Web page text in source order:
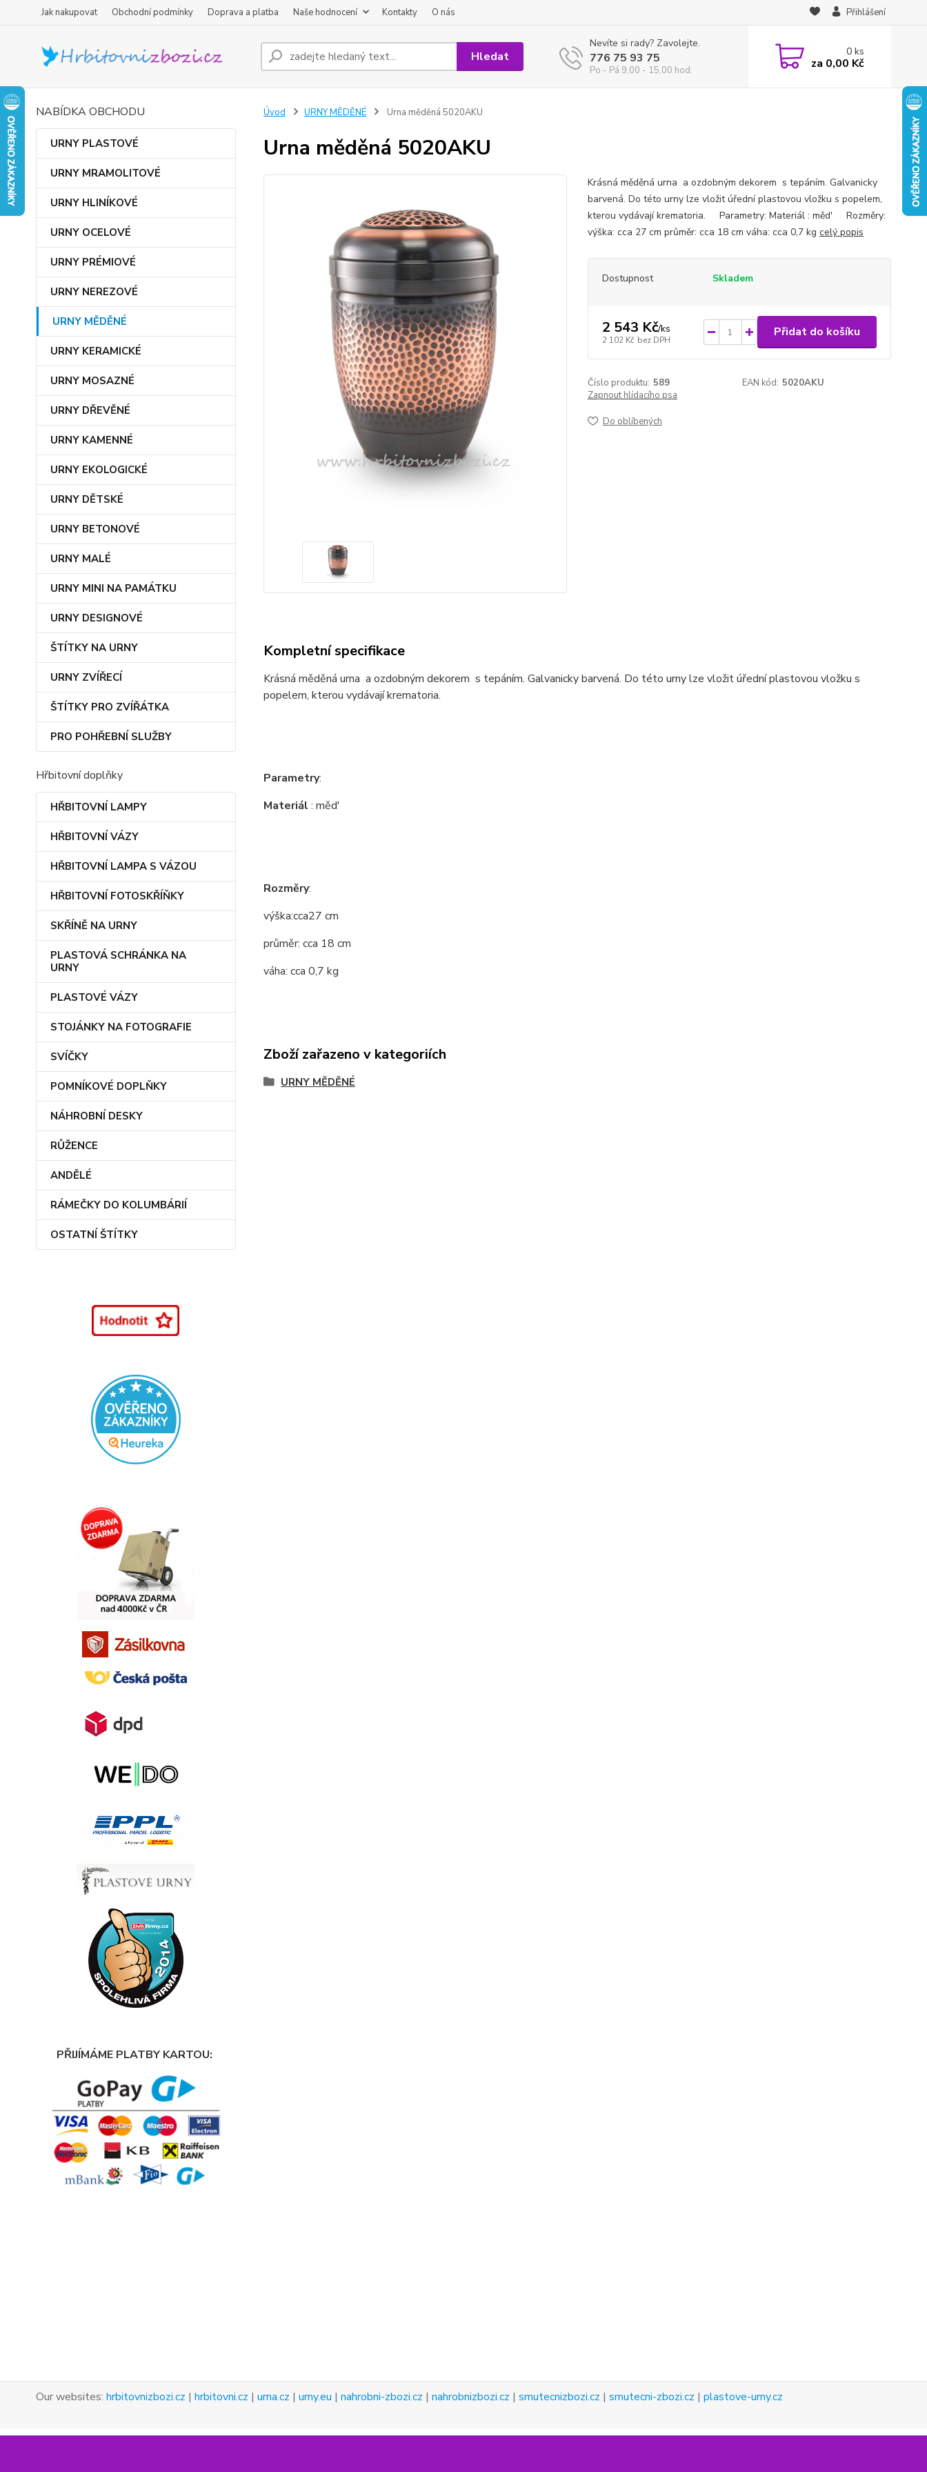
Jak nakupovat Obchodní podmínky Doprava a platba Naše hodnocení Kontakty O nás Přihlášení
Hledat
Nevíte si rady? Zavolejte.
776 75 93 75
Po - Pá 9,00 - 15,00 hod.
0ks
za 0,00 Kč
NABÍDKA OBCHODU
URNY PLASTOVÉ
URNY MRAMOLITOVÉ
URNY HLINÍKOVÉ
URNY OCELOVÉ
URNY PRÉMIOVÉ
URNY NEREZOVÉ
URNY MĚDĚNÉ
URNY KERAMICKÉ
URNY MOSAZNÉ
URNY DŘEVĚNÉ
URNY KAMENNÉ
URNY EKOLOGICKÉ
URNY DĚTSKÉ
URNY BETONOVÉ
URNY MALÉ
URNY MINI NA PAMÁTKU
URNY DESIGNOVÉ
ŠTÍTKY NA URNY
URNY ZVÍŘECÍ
ŠTÍTKY PRO ZVÍŘÁTKA
PRO POHŘEBNÍ SLUŽBY
Hřbitovní doplňky
HŘBITOVNÍ LAMPY
HŘBITOVNÍ VÁZY
HŘBITOVNÍ LAMPA S VÁZOU
HŘBITOVNÍ FOTOSKŘÍŇKY
SKŘÍNĚ NA URNY
PLASTOVÁ SCHRÁNKA NA
URNY
PLASTOVÉ VÁZY
STOJÁNKY NA FOTOGRAFIE
SVÍČKY
POMNÍKOVÉ DOPLŇKY
NÁHROBNÍ DESKY
RŮŽENCE
ANDĚLÉ
RÁMEČKY DO KOLUMBÁRIÍ
OSTATNÍ ŠTÍTKY
PŘIJÍMÁME PLATBY KARTOU:
Úvod URNY MĚDĚNÉ Urna měděná 5020AKU
Urna měděná 5020AKU
Krásná měděná urna a ozdobným dekorem s tepáním. Galvanicky
barvená. Do této urny lze vložit úřední plastovou vložku s popelem,
kterou vydávají krematoria. Parametry: Materiál : měd' Rozměry:
výška: cca 27 cm průměr: cca 18 cm váha: cca 0,7 kg celý popis
Dostupnost Skladem
2 543 Kč/ks
2 102 Kč bez DPH
Přidat do košíku
Číslo produktu: 589 EAN kód: 5020AKU
Zapnout hlídacího psa
Do oblíbených
Kompletní specifikace
Krásná měděná urna a ozdobným dekorem s tepáním. Galvanicky barvená. Do této urny lze vložit úřední plastovou vložku s
popelem, kterou vydávají krematoria.
Parametry:
Materiál : měd'
Rozměry:
výška:cca27 cm
průměr: cca 18 cm
váha: cca 0,7 kg
Zboží zařazeno v kategoriích
URNY MĚDĚNÉ
Our websites: hrbitovnizbozi.cz | hrbitovni.cz | urna.cz | urny.eu | nahrobni-zbozi.cz | nahrobnizbozi.cz | smutecnizbozi.cz | smutecni-zbozi.cz | plastove-urny.cz